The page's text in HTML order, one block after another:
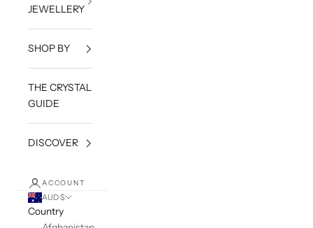
JEWELLERY
SHOP BY
THE CRYSTAL
GUIDE
DISCOVER
ACCOUNT
AUD $
Country